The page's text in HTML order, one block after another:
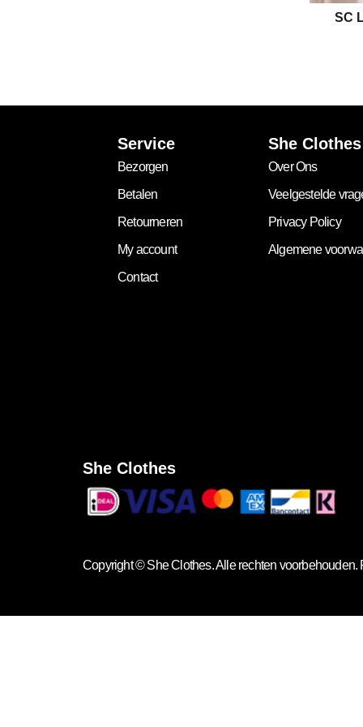
SC
Service
Bezorgen
Betalen
Retourneren
My account
Contact
She Clothes
Over Ons
Veelgestelde
Privacy Policy
Algemene
She Clothes
Copyright ©She Clothes. Alle rechten